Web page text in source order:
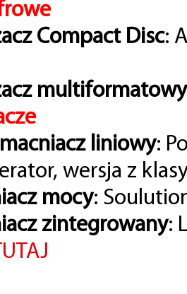
Compact Disc:
multiformatowy
liniowy:
wersja z
mocy:
zintegrowany: